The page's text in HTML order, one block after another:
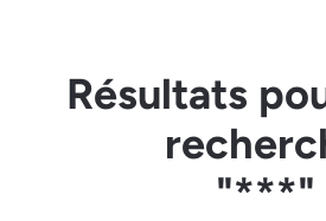
Résultats
"***"